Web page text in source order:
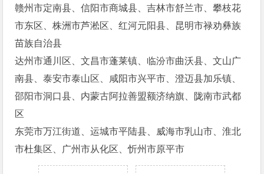
赣州市定南县、信阳市商城县、吉林市舒兰市、攀枝花
市东区、株洲市芦淞区、红河元阳县、昆明市禄劝彝族
苗族自治县
达州市通川区、文昌市蓬莱镇、临汾市曲沃县、文山广
南县、泰安市泰山区、咸阳市兴平市、澄迈县加乐镇、
邵阳市洞口县、内蒙古阿拉善盟额济纳旗、陇南市武都
区
东莞市万江街道、运城市平陆县、威海市乳山市、淮北
市杜集区、广州市从化区、忻州市原平市